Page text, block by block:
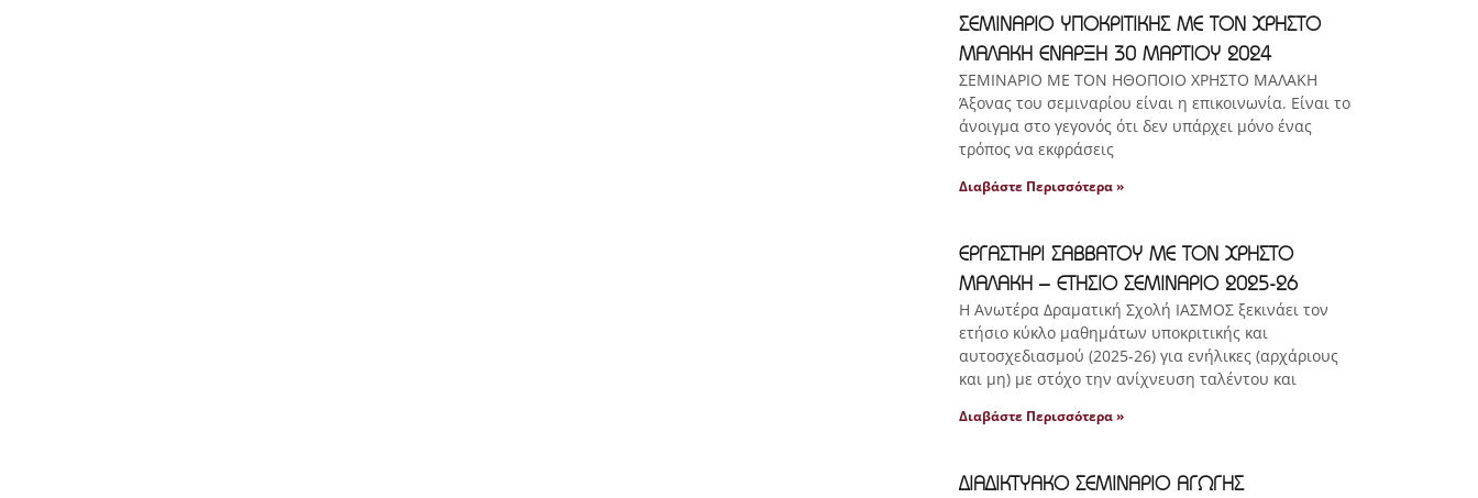
ΣΕΜΙΝΑΡΙΟ ΥΠΟΚΡΙΤΙΚΗΣ ΜΕ ΤΟΝ ΧΡΗΣΤΟ
ΜΑΛΑΚΗ ΕΝΑΡΞΗ 30 ΜΑΡΤΙΟΥ 2024
ΣΕΜΙΝΑΡΙΟ ΜΕ ΤΟΝ ΗΘΟΠΟΙΟ ΧΡΗΣΤΟ ΜΑΛΑΚΗ
Άξονας του σεμιναρίου είναι η επικοινωνία. Είναι το
άνοιγμα στο γεγονός ότι δεν υπάρχει μόνο ένας
τρόπος να εκφράσεις
Διαβάστε Περισσότερα »
ΕΡΓΑΣΤΗΡΙ ΣΑΒΒΑΤΟΥ ΜΕ ΤΟΝ ΧΡΗΣΤΟ
ΜΑΛΑΚΗ – ΕΤΗΣΙΟ ΣΕΜΙΝΑΡΙΟ 2025-26
Η Ανωτέρα Δραματική Σχολή ΙΑΣΜΟΣ ξεκινάει τον
ετήσιο κύκλο μαθημάτων υποκριτικής και
αυτοσχεδιασμού (2025-26) για ενήλικες (αρχάριους
και μη) με στόχο την ανίχνευση ταλέντου και
Διαβάστε Περισσότερα »
ΔΙΑΔΙΚΤΥΑΚΟ ΣΕΜΙΝΑΡΙΟ ΑΓΩΓΗΣ